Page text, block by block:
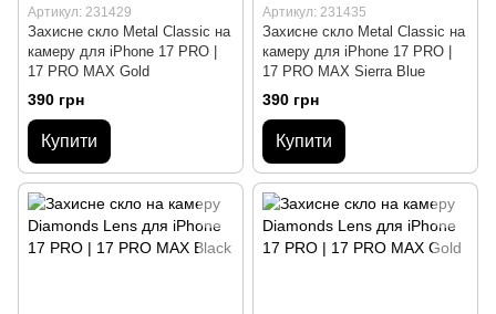
Артикул: 231429
Захисне скло Metal Classic на
камеру для iPhone 17 PRO |
17 PRO MAX Gold
390 грн
Купити
Артикул: 231435
Захисне скло Metal Classic на
камеру для iPhone 17 PRO |
17 PRO MAX Sierra Blue
390 грн
Купити